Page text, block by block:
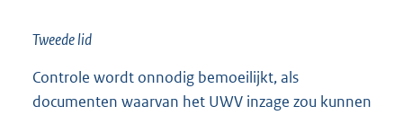
Tweede lid
Controle wordt onnodig bemoeilijkt, als
documenten waarvan het UWV inzage zou kunnen